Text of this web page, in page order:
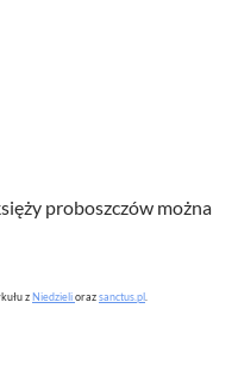
proboszczów można
zNiedzieliorazsanctus.pl